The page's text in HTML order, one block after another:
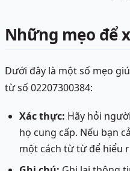
Những mẹo để
Dưới đây là một số mẹo
từ số 02207300384:
Xác thực: Hãy hỏi
họ cung cấp. Nếu bạn
một cách từ từ để hiểu